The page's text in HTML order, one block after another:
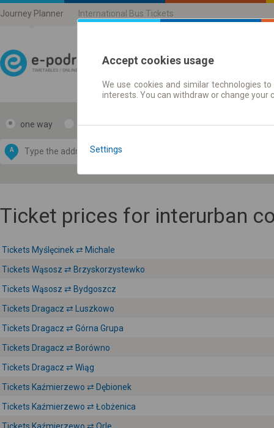
Journey Planner International Bus Tickets
Journey planner |
one way return
A
by
OpenStreetMap
Ticket prices for interurban
Tickets Myślęcinek ⇄ Michale
Tickets Wąsosz ⇄ Brzyskorzystewko
Tickets Wąsosz ⇄ Bydgoszcz
Tickets Dragacz ⇄ Luszkowo
Tickets Dragacz ⇄ Górna Grupa
Tickets Dragacz ⇄ Borówno
Tickets Dragacz ⇄ Wiąg
Tickets Kaźmierzewo ⇄ Dębionek
Tickets Kaźmierzewo ⇄ Łobżenica
Accept cookies usage
We use cookies and similar technologies
interests. You can withdraw or change
Settings